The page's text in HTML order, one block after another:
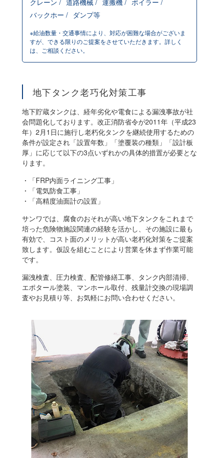
クレーン / 道路機械 / 運搬機 / ボイラー /
バックホー /
ダンプ等
※給油数量・交通事情により、対応が困難な場合がございま
すが、できる限りのご提案をさせていただきます。詳しく
は、ご相談ください。
地下タンク老巧化対策工事
地下貯蔵タンクは、経年劣化や電食による漏洩事故が社
会問題化しております。改正消防省令が2011年（平成23
年）2月1日に施行し老朽化タンクを継続使用するための
条件が設定され「設置年数」「塗覆装の種類」「設計板
厚」に応じて以下の3点いずれかの具体的措置が必要とな
ります。
・「FRP内面ライニング工事」
・「電気防食工事」
・「高精度油面計の設置」
サンワでは、腐食のおそれが高い地下タンクをこれまで
培った危険物施設関連の経験を活かし、その施設に最も
有効で、コスト面のメリットが高い老朽化対策をご提案
致します。仮設を組むことにより営業を休まず作業可能
です。
漏洩検査、圧力検査、配管修繕工事、タンク内部清掃、
エポタール塗装、マンホール取付、残量計交換の現場調
査やお見積り等、お気軽にお問い合わせください。